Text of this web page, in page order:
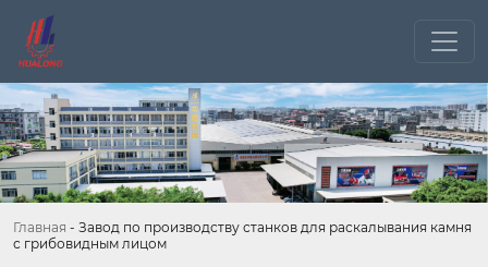
Главная - Завод по производству станков для раскалывания камня
с грибовидным лицом